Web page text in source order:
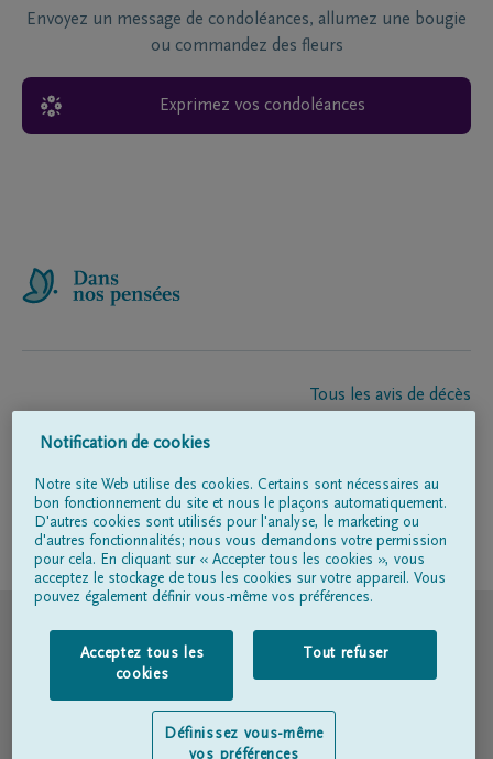
Envoyez un message de condoléances, allumez une bougie
ou commandez des fleurs
Exprimez vos condoléances
Tous les avis de décès
Entrepreneur de pompes funèbres
Suivez-nous sur
Conditions d'utilisation
Déclaration relative à la vie privée
Notification de cookies
Notre site Web utilise des cookies. Certains sont nécessaires au
bon fonctionnement du site et nous le plaçons automatiquement.
D'autres cookies sont utilisés pour l'analyse, le marketing ou
d'autres fonctionnalités; nous vous demandons votre permission
pour cela. En cliquant sur « Accepter tous les cookies », vous
acceptez le stockage de tous les cookies sur votre appareil. Vous
pouvez également définir vous-même vos préférences.
Acceptez tous les
cookies
Tout refuser
Définissez vous-même